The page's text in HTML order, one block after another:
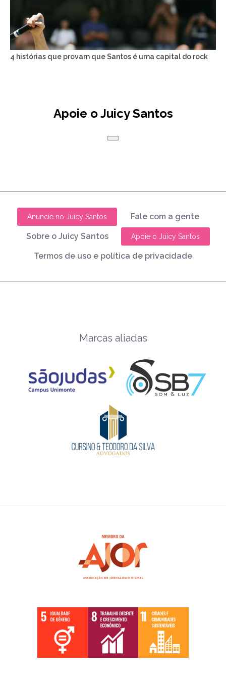
4 histórias que provam que Santos é uma capital do rock
Apoie o Juicy Santos
Anuncie no Juicy Santos Fale com a gente
Sobre o Juicy Santos Apoie o Juicy Santos
Termos de uso e política de privacidade
Marcas aliadas